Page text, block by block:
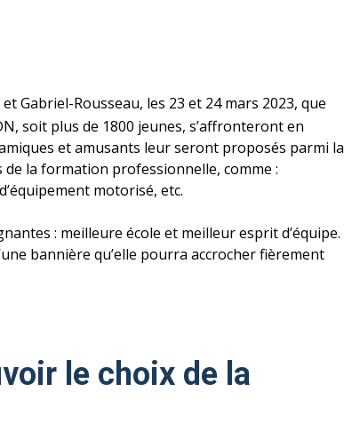
Gabriel-Rousseau, les 23 et 24 mars 2023, que
soit plus de 1800 jeunes, s’affronteront en
et amusants leur seront proposés parmi la
la formation professionnelle, comme :
motorisé, etc.
: meilleure école et meilleur esprit d’équipe.
bannière qu’elle pourra accrocher fièrement
le choix de la